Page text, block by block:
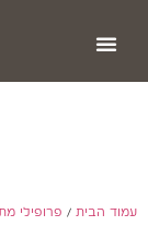
עמוד הבית / פרופילי